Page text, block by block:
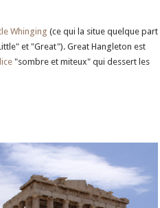
Whinging (ce qui la situe quelque part
et "Great"). Great Hangleton est
"sombre et miteux" qui dessert les